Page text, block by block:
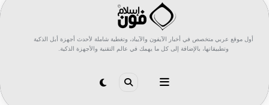
أول موقع عربي متخصص في أخبار الآيفون والآيباد، وتغطية شاملة لأحدث أجهزة أبل الذكية
وتطبيقاتها، بالإضافة إلى كل ما يهمك في عالم التقنية والأجهزة الذكية.